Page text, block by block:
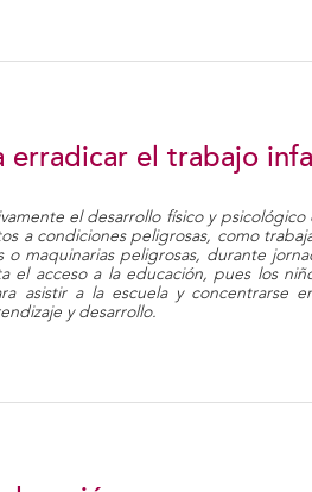
erradicar el trabajo
el desarrollo físico y psicológico
a condiciones peligrosas, como
o maquinarias peligrosas, durante
el acceso a la educación, pues los
asistir a la escuela y concentrarse
y desarrollo.